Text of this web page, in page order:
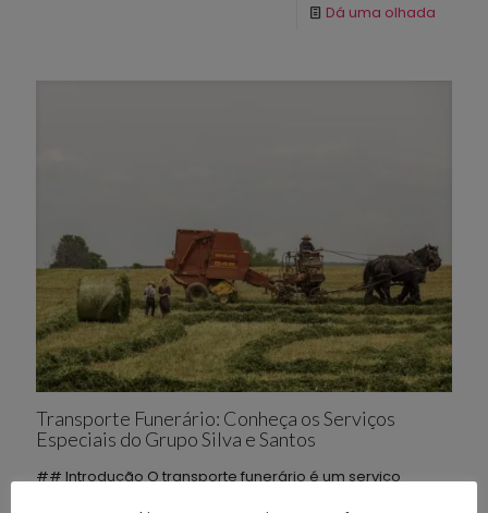
Dá uma olhada
Transporte Funerário: Conheça os Serviços
Especiais do Grupo Silva e Santos
## Introdução O transporte funerário é um serviço